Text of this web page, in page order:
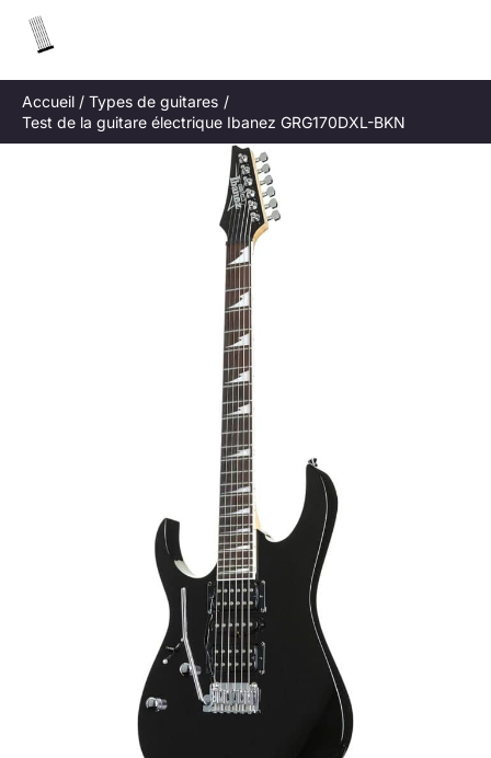
Accueil
Types de guitares
Test de la guitare électrique Ibanez GRG170DXL-BKN
h